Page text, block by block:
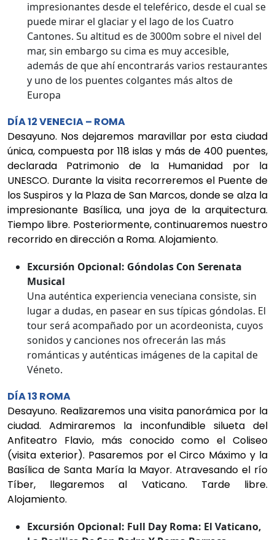
impresionantes desde el teleférico, desde el cual se
puede mirar el glaciar y el lago de los Cuatro
Cantones. Su altitud es de 3000m sobre el nivel del
mar, sin embargo su cima es muy accesible,
además de que ahí encontrarás varios restaurantes
y uno de los puentes colgantes más altos de
Europa
DÍA 12 VENECIA – ROMA
Desayuno. Nos dejaremos maravillar por esta ciudad
única, compuesta por 118 islas y más de 400 puentes,
declarada Patrimonio de la Humanidad por la
UNESCO. Durante la visita recorreremos el Puente de
los Suspiros y la Plaza de San Marcos, donde se alza la
impresionante Basílica, una joya de la arquitectura.
Tiempo libre. Posteriormente, continuaremos nuestro
recorrido en dirección a Roma. Alojamiento.
Excursión Opcional: Góndolas Con Serenata
Musical
Una auténtica experiencia veneciana consiste, sin
lugar a dudas, en pasear en sus típicas góndolas. El
tour será acompañado por un acordeonista, cuyos
sonidos y canciones nos ofrecerán las más
románticas y auténticas imágenes de la capital de
Véneto.
DÍA 13 ROMA
Desayuno. Realizaremos una visita panorámica por la
ciudad. Admiraremos la inconfundible silueta del
Anfiteatro Flavio, más conocido como el Coliseo
(visita exterior). Pasaremos por el Circo Máximo y la
Basílica de Santa María la Mayor. Atravesando el río
Tíber, llegaremos al Vaticano. Tarde libre.
Alojamiento.
Excursión Opcional: Full Day Roma: El Vaticano,